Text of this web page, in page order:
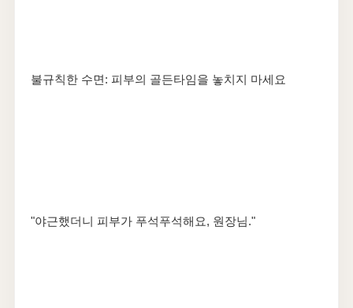
불규칙한 수면: 피부의 골든타임을 놓치지 마세요
"야근했더니 피부가 푸석푸석해요, 원장님."